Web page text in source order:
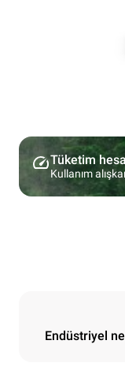
Tüketim
Kullanım
Endüstriyel